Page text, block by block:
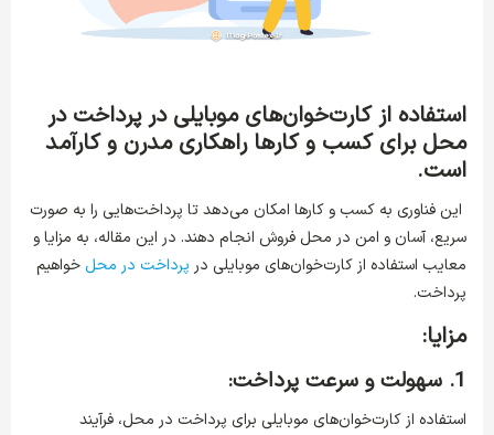
استفاده از کارت‌خوان‌های موبایلی در پرداخت در
محل برای کسب و کارها راهکاری مدرن و کارآمد
است.
این فناوری به کسب و کارها امکان می‌دهد تا پرداخت‌هایی را به صورت
سریع، آسان و امن در محل فروش انجام دهند. در این مقاله، به مزایا و
معایب استفاده از کارت‌خوان‌های موبایلی در پرداخت در محل خواهیم
پرداخت.
مزایا:
1. سهولت و سرعت پرداخت:
استفاده از کارت‌خوان‌های موبایلی برای پرداخت در محل، فرآیند